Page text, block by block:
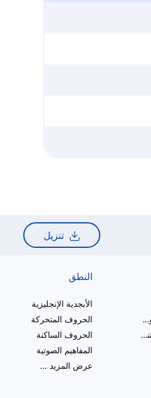
تنزيل
علامات الترقيم والإملاء
مواضيع قواعد متنوعة
النطق
الأبجدية الإنجليزية
الحروف المتحركة
الحروف الساكنة
المفاهيم الصوتية
عرض المزيد ...